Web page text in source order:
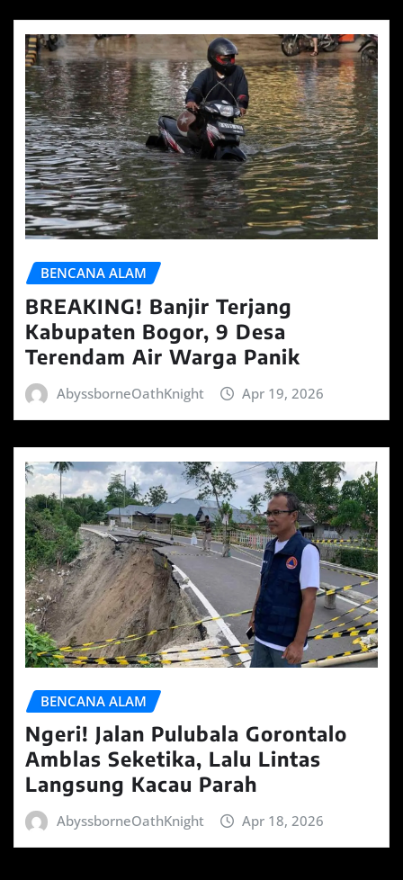
BENCANA ALAM
BREAKING! Banjir Terjang
Kabupaten Bogor, 9 Desa
Terendam Air Warga Panik
AbyssborneOathKnight Apr 19, 2026
BENCANA ALAM
Ngeri! Jalan Pulubala Gorontalo
Amblas Seketika, Lalu Lintas
Langsung Kacau Parah
AbyssborneOathKnight Apr 18, 2026